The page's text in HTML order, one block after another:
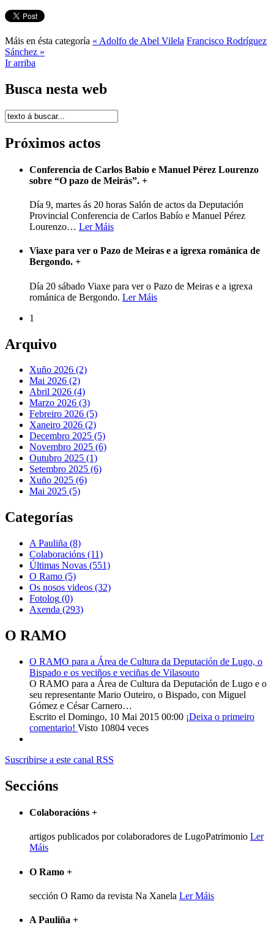
Máis en ésta categoría « Adolfo de Abel Vilela Francisco Rodríguez
Sánchez »
Ir arriba
Busca nesta web
Próximos actos
Conferencia de Carlos Babío e Manuel Pérez Lourenzo
sobre “O pazo de Meirás”. +
Día 9, martes ás 20 horas Salón de actos da Deputación
Provincial Conferencia de Carlos Babío e Manuel Pérez
Lourenzo… Ler Máis
Viaxe para ver o Pazo de Meiras e a igrexa románica de
Bergondo. +
Día 20 sábado Viaxe para ver o Pazo de Meiras e a igrexa
románica de Bergondo. Ler Máis
1
Arquivo
Xuño 2026 (2)
Mai 2026 (2)
Abril 2026 (4)
Marzo 2026 (3)
Febreiro 2026 (5)
Xaneiro 2026 (2)
Decembro 2025 (5)
Novembro 2025 (6)
Outubro 2025 (1)
Setembro 2025 (6)
Xuño 2025 (6)
Mai 2025 (5)
Categorías
A Pauliña (8)
Colaboracións (11)
Últimas Novas (551)
O Ramo (5)
Os nosos videos (32)
Fotolog (0)
Axenda (293)
O RAMO
O RAMO para a Área de Cultura da Deputación de Lugo, o
Bispado e os veciños e veciñas de Vilasouto
O RAMO para a Área de Cultura da Deputación de Lugo e o
seu representante Mario Outeiro, o Bispado, con Miguel
Gómez e César Carnero…
Escrito el Domingo, 10 Mai 2015 00:00 ¡Deixa o primeiro
comentario! Visto 10804 veces
Suscribirse a este canal RSS
Seccións
Colaboracións +
artigos publicados por colaboradores de LugoPatrimonio Ler
Máis
O Ramo +
sección O Ramo da revista Na Xanela Ler Máis
A Pauliña +